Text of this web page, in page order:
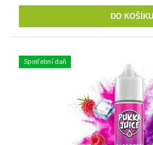
Spotřební daň